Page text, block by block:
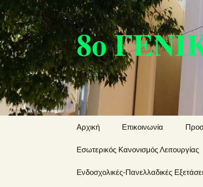
Μετάβαση
σε
περιεχόμενο
8ο
Αρχική Επικοινωνία
Εσωτερικός Κανονισμός Λειτουργίας
Ενδοσχολικές-Πανελλαδικές